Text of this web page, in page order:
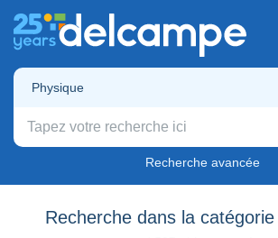
Physique
Recherche avancée
Recherche dans la catégorie